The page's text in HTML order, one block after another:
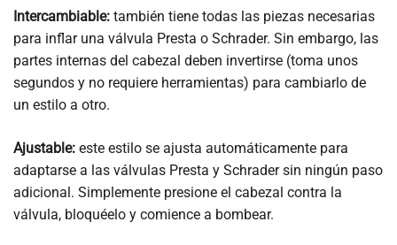
Intercambiable: también tiene todas las piezas necesarias
para inflar una válvula Presta o Schrader. Sin embargo, las
partes internas del cabezal deben invertirse (toma unos
segundos y no requiere herramientas) para cambiarlo de
un estilo a otro.
Ajustable: este estilo se ajusta automáticamente para
adaptarse a las válvulas Presta y Schrader sin ningún paso
adicional. Simplemente presione el cabezal contra la
válvula, bloquéelo y comience a bombear.